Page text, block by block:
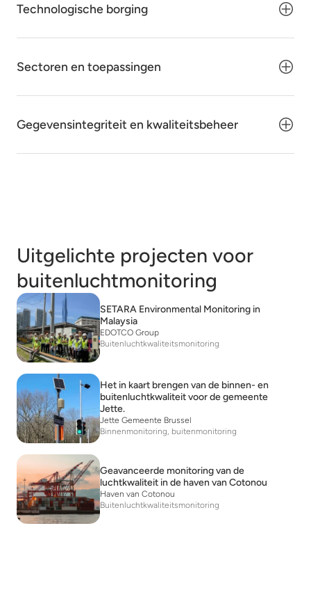
Technologische borging
Sectoren en toepassingen
Gegevensintegriteit en kwaliteitsbeheer
Uitgelichte projecten voor
buitenluchtmonitoring
SETARA Environmental Monitoring in
Malaysia
EDOTCO Group
Buitenluchtkwaliteitsmonitoring
Het in kaart brengen van de binnen- en
buitenluchtkwaliteit voor de gemeente
Jette.
Jette Gemeente Brussel
Binnenmonitoring, buitenmonitoring
Geavanceerde monitoring van de
luchtkwaliteit in de haven van Cotonou
Haven van Cotonou
Buitenluchtkwaliteitsmonitoring